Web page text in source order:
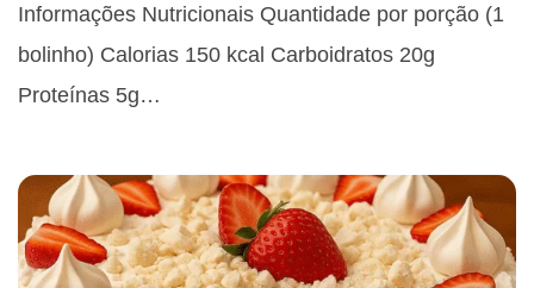
Informações Nutricionais Quantidade por porção (1
bolinho) Calorias 150 kcal Carboidratos 20g
Proteínas 5g…